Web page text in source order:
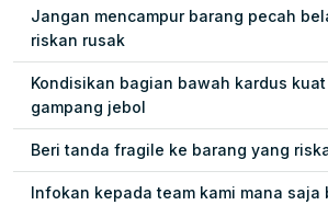
Jangan mencampur barang pecah
riskan rusak
Kondisikan bagian bawah kardus
gampang jebol
Beri tanda fragile ke barang yang
Infokan kepada team kami mana saja